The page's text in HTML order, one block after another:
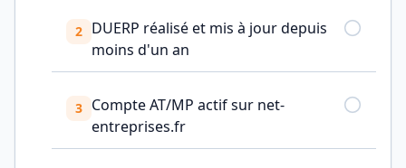
2 DUERP réalisé et mis à jour depuis
moins d'un an
3 Compte AT/MP actif sur net-
entreprises.fr